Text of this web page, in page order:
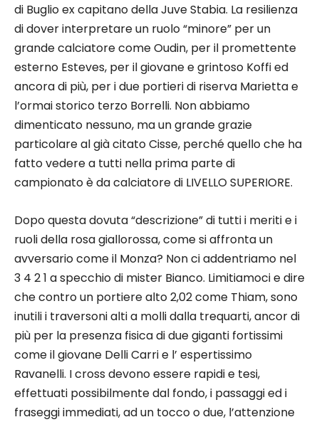
di Buglio ex capitano della Juve Stabia. La resilienza
di dover interpretare un ruolo “minore” per un
grande calciatore come Oudin, per il promettente
esterno Esteves, per il giovane e grintoso Koffi ed
ancora di più, per i due portieri di riserva Marietta e
l’ormai storico terzo Borrelli. Non abbiamo
dimenticato nessuno, ma un grande grazie
particolare al già citato Cisse, perché quello che ha
fatto vedere a tutti nella prima parte di
campionato è da calciatore di LIVELLO SUPERIORE.
Dopo questa dovuta “descrizione” di tutti i meriti e i
ruoli della rosa giallorossa, come si affronta un
avversario come il Monza? Non ci addentriamo nel
3 4 2 1 a specchio di mister Bianco. Limitiamoci e dire
che contro un portiere alto 2,02 come Thiam, sono
inutili i traversoni alti a molli dalla trequarti, ancor di
più per la presenza fisica di due giganti fortissimi
come il giovane Delli Carri e l’ espertissimo
Ravanelli. I cross devono essere rapidi e tesi,
effettuati possibilmente dal fondo, i passaggi ed i
fraseggi immediati, ad un tocco o due, l’attenzione